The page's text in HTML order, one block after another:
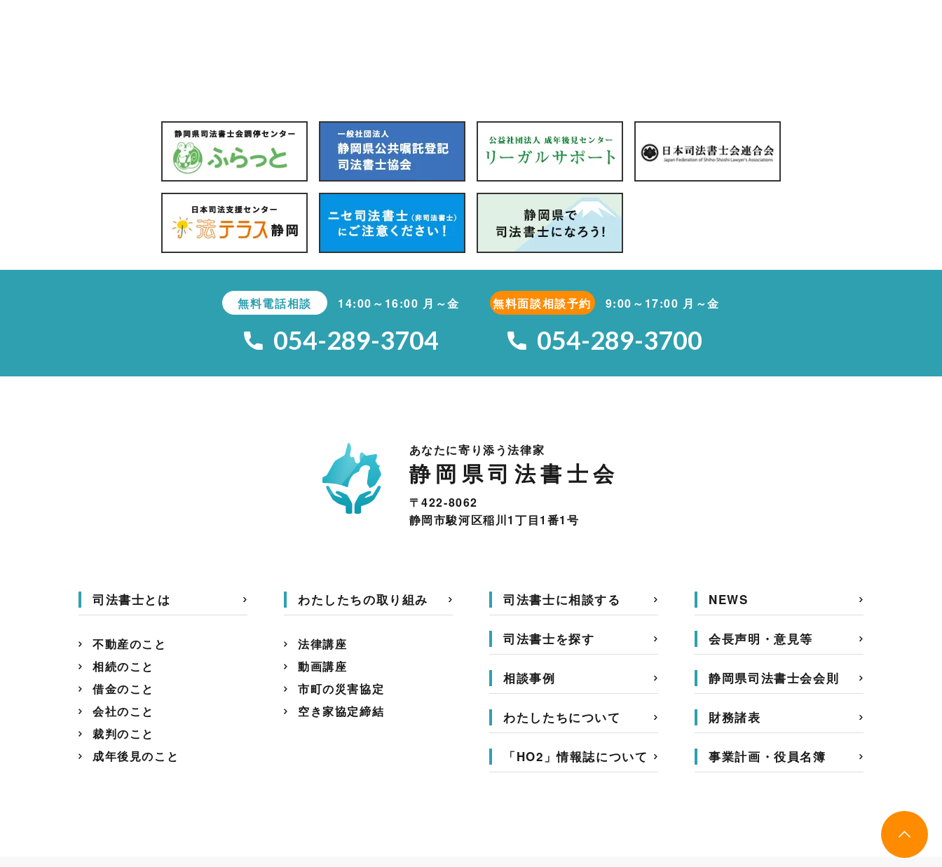
無料電話相談 14:00～16:00 月～金
054-289-3704
無料面談相談予約 9:00～17:00 月～金
054-289-3700
あなたに寄り添う法律家
静岡県司法書士会
〒422-8062
静岡市駿河区稲川1丁目1番1号
司法書士とは
不動産のこと
相続のこと
借金のこと
会社のこと
裁判のこと
成年後見のこと
わたしたちの取り組み
法律講座
動画講座
市町の災害協定
空き家協定締結
司法書士に相談する
司法書士を探す
相談事例
わたしたちについて
「HO2」情報誌について
NEWS
会長声明・意見等
静岡県司法書士会会則
財務諸表
事業計画・役員名簿